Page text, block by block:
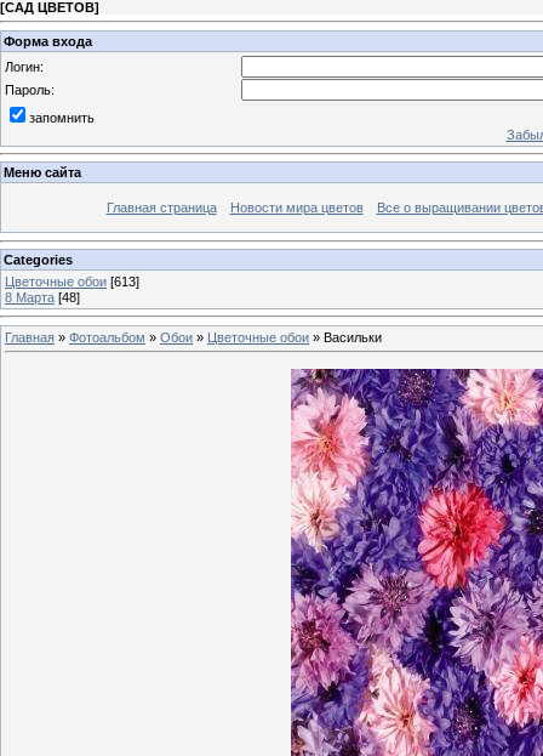
[САД ЦВЕТОВ]
Форма входа
Логин:
Пароль:
запомнить
Меню сайта
Главная страница Новости мира цветов Все о выращивании
Categories
Цветочные обои [613]
8 Марта [48]
Главная » Фотоальбом » Обои » Цветочные обои » Васильки